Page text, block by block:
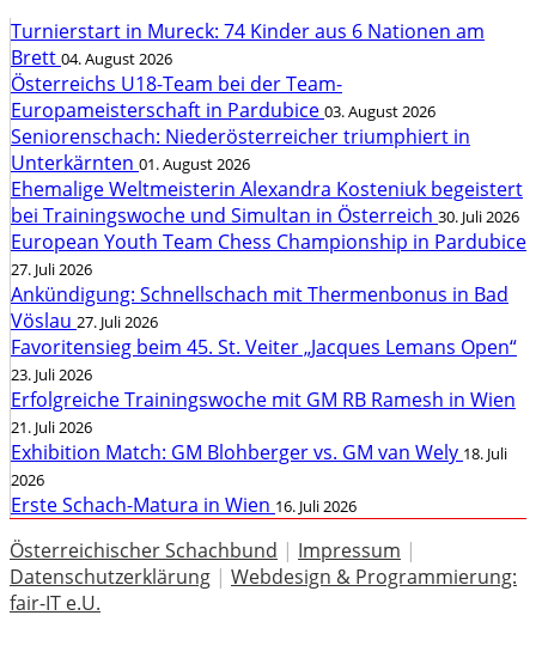
Turnierstart in Mureck: 74 Kinder aus 6 Nationen am
Brett 04. August 2026
Österreichs U18-Team bei der Team-
Europameisterschaft in Pardubice 03. August 2026
Seniorenschach: Niederösterreicher triumphiert in
Unterkärnten 01. August 2026
Ehemalige Weltmeisterin Alexandra Kosteniuk begeistert
bei Trainingswoche und Simultan in Österreich 30. Juli 2026
European Youth Team Chess Championship in Pardubice
27. Juli 2026
Ankündigung: Schnellschach mit Thermenbonus in Bad
Vöslau 27. Juli 2026
Favoritensieg beim 45. St. Veiter „Jacques Lemans Open“
23. Juli 2026
Erfolgreiche Trainingswoche mit GM RB Ramesh in Wien
21. Juli 2026
Exhibition Match: GM Blohberger vs. GM van Wely 18. Juli
2026
Erste Schach-Matura in Wien 16. Juli 2026
Österreichischer Schachbund | Impressum |
Datenschutzerklärung | Webdesign & Programmierung:
fair-IT e.U.